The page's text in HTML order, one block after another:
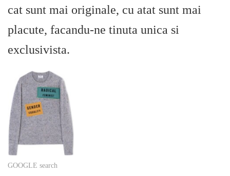
cat sunt mai originale, cu atat sunt mai
placute, facandu-ne tinuta unica si
exclusivista.
GOOGLE search